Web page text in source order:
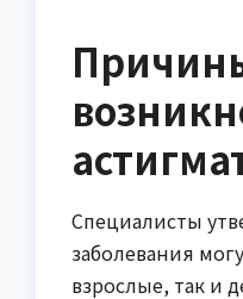
Специалисты
заболевания
взрослые, так и